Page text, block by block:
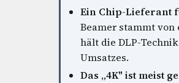
Ein Chip-Lieferant
Beamer stammt
hält die DLP-
Umsatzes.
Das „4K" ist meist